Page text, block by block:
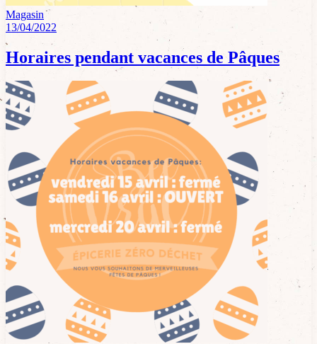
Magasin
13/04/2022
Horaires pendant vacances de Pâques